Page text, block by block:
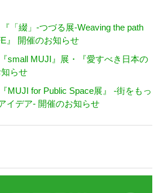
「綴」-つづる展-Weaving the path
』 開催のお知らせ
small MUJI』展・『愛すべき日本の
らせ
MUJI for Public Space展』 -街をもっ
イデア- 開催のお知らせ